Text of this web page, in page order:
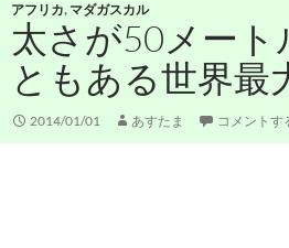
アフリカ, マダガスカル
太さが50メート
ともある世界最
2014/01/01 あすたま コメントす